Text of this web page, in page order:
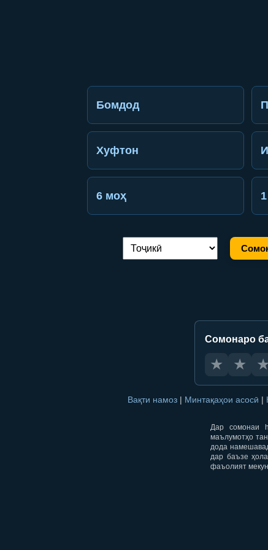
Бомдод
Хуфтон
6 моҳ
Иваз кардани забон:
Сомонаро
★ ★ ★
Вақти намоз | Минтақаҳои асосӣ |
Дар сомонаи
маълумотҳо
дода
дар баъзе
фаъолият